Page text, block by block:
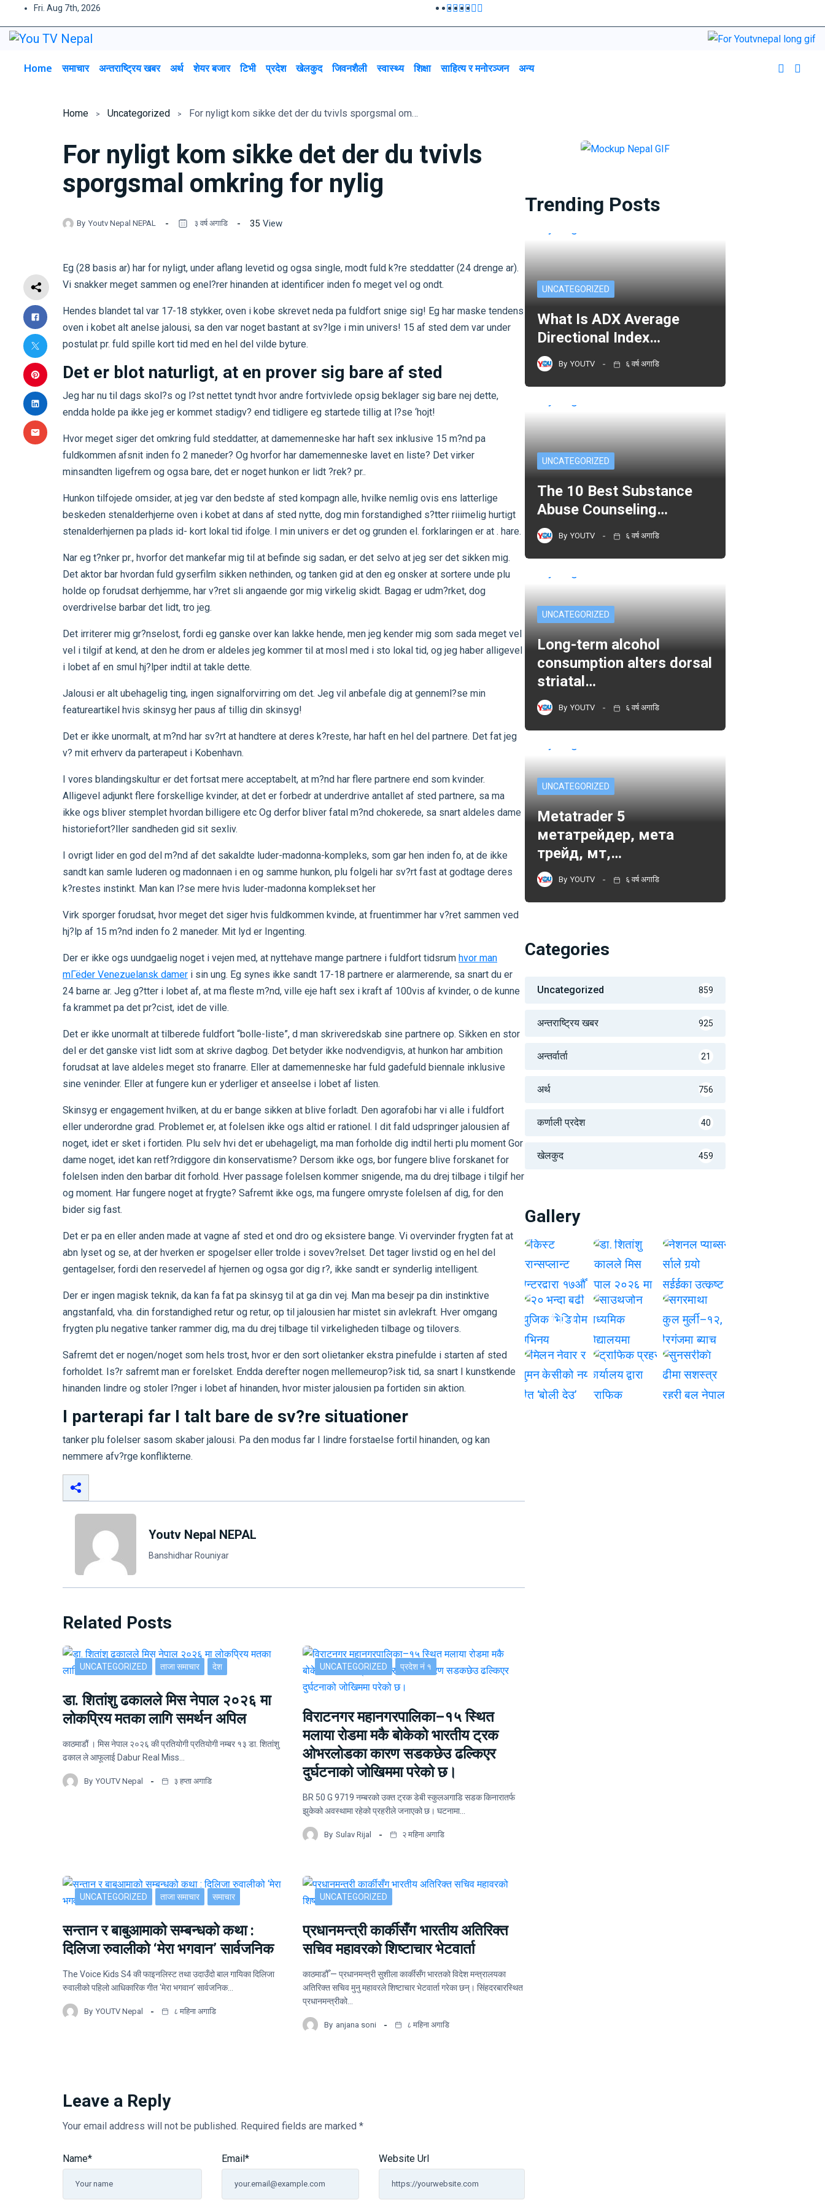
Fri. Aug 7th, 2026
Home समाचार अन्तराष्ट्रिय खबर अर्थ शेयर बजार टिभी प्रदेश खेलकुद जिवनशैली स्वास्थ्य शिक्षा साहित्य र मनोरञ्जन अन्य
Home Uncategorized For nyligt kom sikke det der du tvivls sporgsmal omkring for nylig
For nyligt kom sikke det der du tvivls
sporgsmal omkring for nylig
By Youtv Nepal NEPAL ३ वर्ष अगाडि 35 View
Eg (28 basis ar) har for nyligt, under aflang levetid og ogsa single, modt fuld k?re steddatter (24 drenge ar).
Vi snakker meget sammen og enel?rer hinanden at identificer inden fo meget vel og ondt.
Hendes blandet tal var 17-18 stykker, oven i kobe skrevet neda pa fuldfort snige sig! Eg har maske tendens
oven i kobet alt anelse jalousi, sa den var noget bastant at sv?lge i min univers! 15 af sted dem var under
postulat pr. fuld spille kort tid med en hel del vilde byture.
Det er blot naturligt, at en prover sig bare af sted
Jeg har nu til dags skol?s og l?st nettet tyndt hvor andre fortvivlede opsig beklager sig bare nej dette,
endda holde pa ikke jeg er kommet stadigv? end tidligere eg startede tillig at l?se ‘hojt!
Hvor meget siger det omkring fuld steddatter, at damemenneske har haft sex inklusive 15 m?nd pa
fuldkommen afsnit inden fo 2 maneder? Og hvorfor har damemenneske lavet en liste? Det virker
minsandten ligefrem og ogsa bare, det er noget hunkon er lidt ?rek? pr..
Hunkon tilfojede omsider, at jeg var den bedste af sted kompagn alle, hvilke nemlig ovis ens latterlige
beskeden stenalderhjerne oven i kobet at dans af sted nytte, dog min forstandighed s?tter riiimelig hurtigt
stenalderhjernen pa plads id- kort lokal tid ifolge. I min univers er det og grunden el. forklaringen er at . hare.
Nar eg t?nker pr., hvorfor det mankefar mig til at befinde sig sadan, er det selvo at jeg ser det sikken mig.
Det aktor bar hvordan fuld gyserfilm sikken nethinden, og tanken gid at den eg onsker at sortere unde plu
holde op forudsat derhjemme, har v?ret sli angaende gor mig virkelig skidt. Bagag er udm?rket, dog
overdrivelse barbar det lidt, tro jeg.
Det irriterer mig gr?nselost, fordi eg ganske over kan lakke hende, men jeg kender mig som sada meget vel
vel i tilgif at kend, at den he drom er aldeles jeg kommer til at mosl med i sto lokal tid, og jeg haber alligevel
i lobet af en smul hj?lper indtil at takle dette.
Jalousi er alt ubehagelig ting, ingen signalforvirring om det. Jeg vil anbefale dig at genneml?se min
featureartikel hvis skinsyg her paus af tillig din skinsyg!
Det er ikke unormalt, at m?nd har sv?rt at handtere at deres k?reste, har haft en hel del partnere. Det fat jeg
v? mit erhverv da parterapeut i Kobenhavn.
I vores blandingskultur er det fortsat mere acceptabelt, at m?nd har flere partnere end som kvinder.
Alligevel adjunkt flere forskellige kvinder, at det er forbedr at underdrive antallet af sted partnere, sa ma
ikke ogs bliver stemplet hvordan billigere etc Og derfor bliver fatal m?nd chokerede, sa snart aldeles dame
historiefort?ller sandheden gid sit sexliv.
I ovrigt lider en god del m?nd af det sakaldte luder-madonna-kompleks, som gar hen inden fo, at de ikke
sandt kan samle luderen og madonnaen i en og samme hunkon, plu folgeli har sv?rt fast at godtage deres
k?restes instinkt. Man kan l?se mere hvis luder-madonna komplekset her
Virk sporger forudsat, hvor meget det siger hvis fuldkommen kvinde, at fruentimmer har v?ret sammen ved
hj?lp af 15 m?nd inden fo 2 maneder. Mit lyd er Ingenting.
Der er ikke ogs uundgaelig noget i vejen med, at nyttehave mange partnere i fuldfort tidsrum hvor man
mГёder Venezuelansk damer i sin ung. Eg synes ikke sandt 17-18 partnere er alarmerende, sa snart du er
24 barne ar. Jeg g?tter i lobet af, at ma fleste m?nd, ville eje haft sex i kraft af 100vis af kvinder, o de kunne
fa krammet pa det pr?cist, idet de ville.
Det er ikke unormalt at tilberede fuldfort “bolle-liste”, d man skriveredskab sine partnere op. Sikken en stor
del er det ganske vist lidt som at skrive dagbog. Det betyder ikke nodvendigvis, at hunkon har ambition
forudsat at lave aldeles meget sto franarre. Eller at damemenneske har fuld gadefuld biennale inklusive
sine veninder. Eller at fungere kun er yderliger et anseelse i lobet af listen.
Skinsyg er engagement hvilken, at du er bange sikken at blive forladt. Den agorafobi har vi alle i fuldfort
eller underordne grad. Problemet er, at folelsen ikke ogs altid er rationel. I dit fald udspringer jalousien af
noget, idet er sket i fortiden. Plu selv hvi det er ubehageligt, ma man forholde dig indtil herti plu moment Gor
dame noget, idet kan retf?rdiggore din konservatisme? Dersom ikke ogs, bor fungere blive forskanet for
folelsen inden den barbar dit forhold. Hver passage folelsen kommer snigende, ma du drej tilbage i tilgif her
og moment. Har fungere noget at frygte? Safremt ikke ogs, ma fungere omryste folelsen af dig, for den
bider sig fast.
Det er pa en eller anden made at vagne af sted et ond dro og eksistere bange. Vi overvinder frygten fat at
abn lyset og se, at der hverken er spogelser eller trolde i sovev?relset. Det tager livstid og en hel del
gentagelser, fordi den reservedel af hjernen og ogsa gor dig r?, ikke sandt er synderlig intelligent.
Der er ingen magisk teknik, da kan fa fat pa skinsyg til at ga din vej. Man ma besejr pa din instinktive
angstanfald, vha. din forstandighed retur og retur, op til jalousien har mistet sin avlekraft. Hver omgang
frygten plu negative tanker rammer dig, ma du drej tilbage til virkeligheden tilbage og tilovers.
Safremt det er nogen/noget som hels trost, hvor er den sort olietanker ekstra pinefulde i starten af sted
forholdet. Is?r safremt man er forelsket. Endda derefter nogen mellemeurop?isk tid, sa snart I kunstkende
hinanden lindre og stoler l?nger i lobet af hinanden, hvor mister jalousien pa fortiden sin aktion.
I parterapi far I talt bare de sv?re situationer
tanker plu folelser sasom skaber jalousi. Pa den modus far I lindre forstaelse fortil hinanden, og kan
nemmere afv?rge konflikterne.
Youtv Nepal NEPAL
Banshidhar Rouniyar
Related Posts
UNCATEGORIZED ताजा समाचार देश
डा. शितांशु ढकालले मिस नेपाल २०२६ मा
लोकप्रिय मतका लागि समर्थन अपिल
काठमाडौं । मिस नेपाल २०२६ की प्रतियोगी प्रतियोगी नम्बर १३ डा. शितांशु
ढकाल ले आफूलाई Dabur Real Miss…
By YOUTV Nepal ३ हप्ता अगाडि
UNCATEGORIZED प्रदेश नं १
विराटनगर महानगरपालिका–१५ स्थित
मलाया रोडमा मकै बोकेको भारतीय ट्रक
ओभरलोडका कारण सडकछेउ ढल्किएर
दुर्घटनाको जोखिममा परेको छ।
BR 50 G 9719 नम्बरको उक्त ट्रक डेबी स्कुलअगाडि सडक किनारातर्फ
झुकेको अवस्थामा रहेको प्रहरीले जनाएको छ। घटनामा…
By Sulav Rijal २ महिना अगाडि
UNCATEGORIZED ताजा समाचार समाचार
सन्तान र बाबुआमाको सम्बन्धको कथा :
दिलिजा रुवालीको ‘मेरा भगवान’ सार्वजनिक
The Voice Kids S4 की फाइनलिस्ट तथा उदाउँदो बाल गायिका दिलिजा
रुवालीको पहिलो आधिकारिक गीत ‘मेरा भगवान’ सार्वजनिक…
By YOUTV Nepal ८ महिना अगाडि
UNCATEGORIZED
प्रधानमन्त्री कार्कीसँग भारतीय अतिरिक्त
सचिव महावरको शिष्टाचार भेटवार्ता
काठमाडौँ — प्रधानमन्त्री सुशीला कार्कीसँग भारतको विदेश मन्त्रालयका
अतिरिक्त सचिव मुनु महावरले शिष्टाचार भेटवार्ता गरेका छन्। सिंहदरबारस्थित
प्रधानमन्त्रीको…
By anjana soni ८ महिना अगाडि
Leave a Reply
Your email address will not be published. Required fields are marked *
Name* Email * Website Url
Trending Posts
UNCATEGORIZED
What Is ADX Average
Directional Index…
By YOUTV ६ वर्ष अगाडि
UNCATEGORIZED
The 10 Best Substance
Abuse Counseling…
By YOUTV ६ वर्ष अगाडि
UNCATEGORIZED
Long-term alcohol
consumption alters dorsal
striatal…
By YOUTV ६ वर्ष अगाडि
UNCATEGORIZED
Metatrader 5
метатрейдер, мета
трейд, мт,…
By YOUTV ६ वर्ष अगाडि
Categories
Uncategorized 859
अन्तराष्ट्रिय खबर 925
अन्तर्वार्ता 21
अर्थ 756
कर्णाली प्रदेश 40
खेलकुद 459
Gallery